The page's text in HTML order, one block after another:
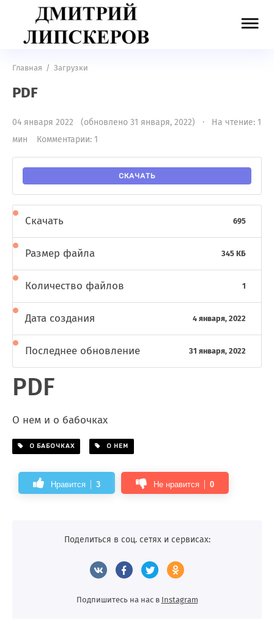
Главная / Загрузки
PDF
04 января 2022 (обновлено 31 января, 2022) · На чтение: 1
мин
Комментарии: 1
СКАЧАТЬ
Скачать 695
Размер файла 345 КБ
Количество файлов 1
Дата создания 4 января, 2022
Последнее обновление 31 января, 2022
PDF
О нем и о бабочках
О БАБОЧКАХ О НЕМ
Нравится 3 Не нравится 0
Поделиться в соц. сетях и сервисах:
Подпишитесь на нас в Instagram